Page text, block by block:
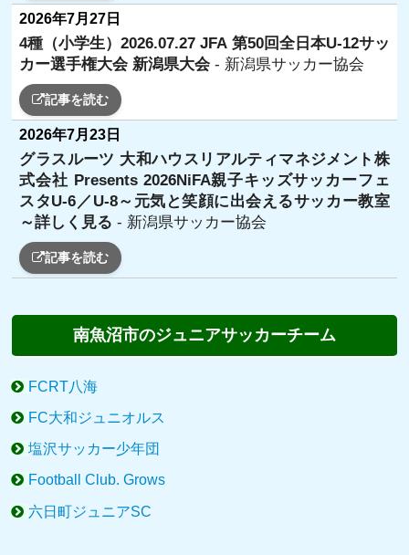
2026年7月27日
4種（小学生）2026.07.27 JFA 第50回全日本U-12サッ
カー選手権大会 新潟県大会- 新潟県サッカー協会
記事を読む
2026年7月23日
グラスルーツ 大和ハウスリアルティマネジメント株
式会社 Presents 2026NiFA親子キッズサッカーフェ
スタU-6／U-8～元気と笑顔に出会えるサッカー教室
～詳しく見る- 新潟県サッカー協会
記事を読む
南魚沼市のジュニアサッカーチーム
FCRT八海
FC大和ジュニオルス
塩沢サッカー少年団
Football Club. Grows
六日町ジュニアSC